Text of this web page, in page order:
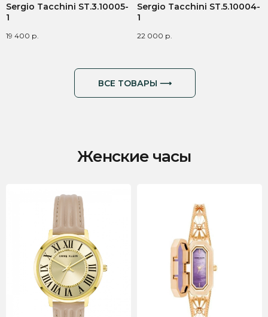
Sergio Tacchini ST.3.10005-
1
19 400 р.
Sergio Tacchini ST.5.10004-
1
22 000 р.
Женские часы